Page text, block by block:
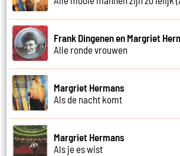
Frank Dingenen en Margriet
Alle ronde vrouwen
Margriet Hermans
Als de nacht komt
Margriet Hermans
Als je es wist